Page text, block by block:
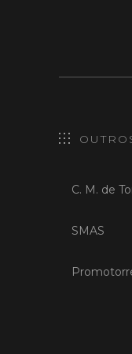
C. M. de
SMAS